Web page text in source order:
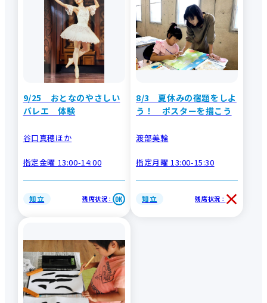
9/25 おとなのやさしい
バレエ 体験
谷口真穂ほか
指定金曜 13:00-14:00
知立 残席状況 ：
8/3 夏休みの宿題をしよ
う！ ポスターを描こう
渡部美輪
指定月曜 13:00-15:30
知立 残席状況 ：